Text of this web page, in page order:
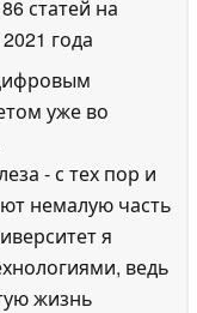
статей на
года
уже во
- с тех пор и
немалую часть
я
ведь
жизнь